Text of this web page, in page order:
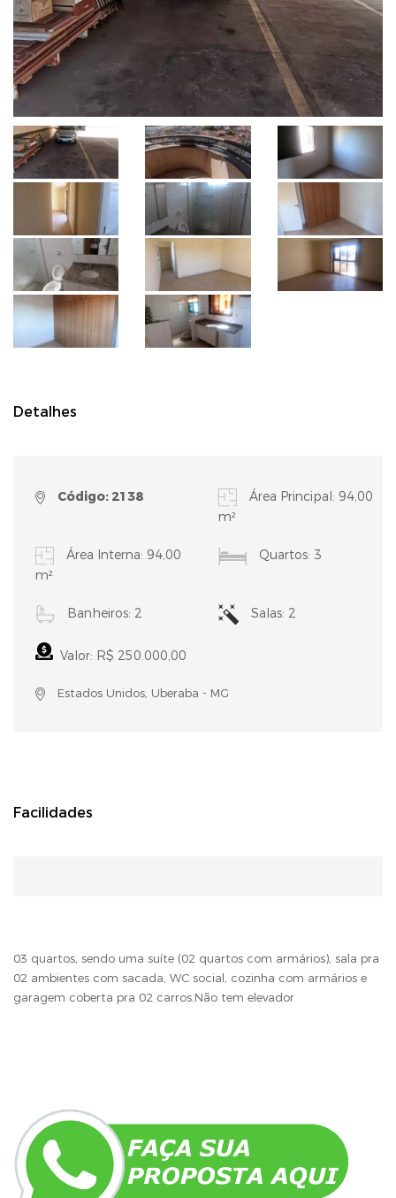
Detalhes
Código: 2138
Área Principal: 94,00
m²
Área Interna: 94,00
m²
Quartos: 3
Banheiros: 2 Salas: 2
Valor: R$ 250.000,00
Estados Unidos, Uberaba - MG
Facilidades
03 quartos, sendo uma suíte (02 quartos com armários), sala pra
02 ambientes com sacada, WC social, cozinha com armários e
garagem coberta pra 02 carros.Não tem elevador